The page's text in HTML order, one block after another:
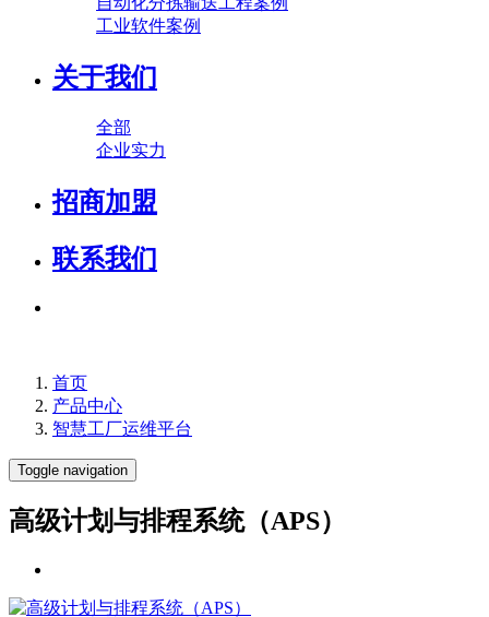
工业软件案例
关于我们
全部
企业实力
招商加盟
联系我们
首页
产品中心
智慧工厂运维平台
Toggle navigation
高级计划与排程系统（APS）